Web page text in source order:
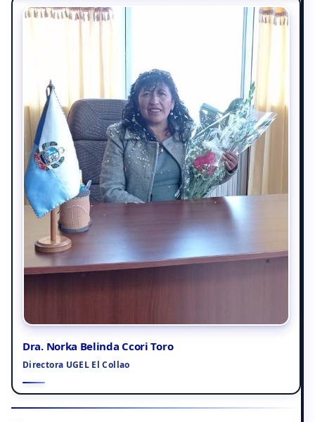
Dra. Norka Belinda Ccori Toro
Directora UGEL El Collao